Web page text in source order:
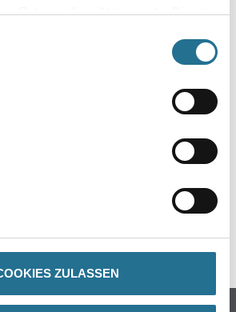
Rahmen Ihrer Nutzung der Dienste
ZULASSEN